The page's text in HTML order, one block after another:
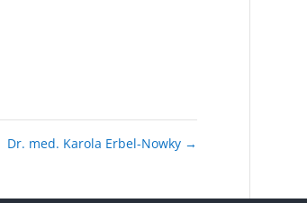
Dr. med. Karola Erbel-Nowky →